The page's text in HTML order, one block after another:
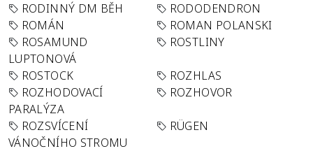
RODINNÝ DM BĚH
RODODENDRON
ROMÁN
ROMAN POLANSKI
ROSAMUND
LUPTONOVÁ
ROSTLINY
ROSTOCK
ROZHLAS
ROZHODOVACÍ
PARALÝZA
ROZHOVOR
ROZSVÍCENÍ
VÁNOČNÍHO STROMU
RÜGEN